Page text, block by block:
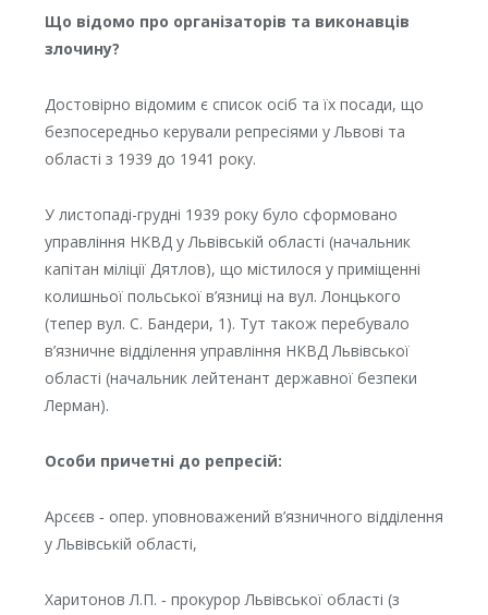
Що відомо про організаторів та виконавців
злочину?
Достовірно відомим є список осіб та їх посади, що
безпосередньо керували репресіями у Львові та
області з 1939 до 1941 року.
У листопаді-грудні 1939 року було сформовано
управління НКВД у Львівській області (начальник
капітан міліції Дятлов), що містилося у приміщенні
колишньої польської в’язниці на вул. Лонцького
(тепер вул. С. Бандери, 1). Тут також перебувало
в’язничне відділення управління НКВД Львівської
області (начальник лейтенант державної безпеки
Лерман).
Особи причетні до репресій:
Арсєєв ‑ опер. уповноважений в’язничного відділення
у Львівській області,
Харитонов Л.П. ‑ прокурор Львівської області (з